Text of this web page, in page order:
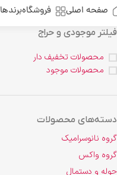
صفحه اصلی فروشگاهبرندها
فیلتر موجودی و حراج
محصولات تخفیف دار
محصولات موجود
دسته‌های محصولات
گروه نانوسرامیک
گروه واکس
حوله و دستمال